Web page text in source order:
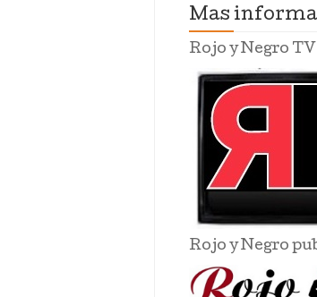
Mas
Rojo y Negro TV
Rojo y Negro